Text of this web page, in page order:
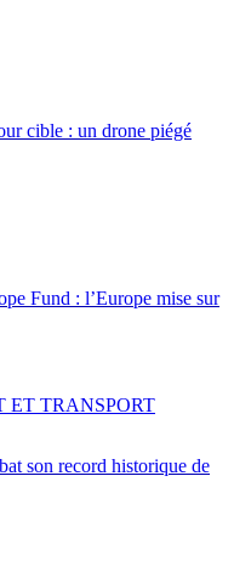
cible : un drone piégé
Fund : l’Europe mise sur
son record historique de
ET TRANSPORT